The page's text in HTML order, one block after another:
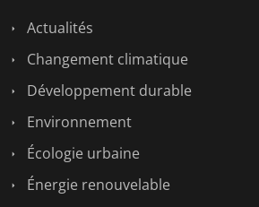
Actualités
Changement climatique
Développement durable
Environnement
Écologie urbaine
Énergie renouvelable